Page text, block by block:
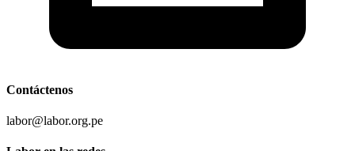
Contáctenos
labor@labor.org.pe